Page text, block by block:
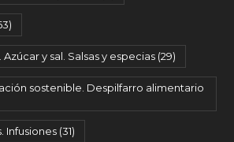
y sal. Salsas y especias (29)
sostenible. Despilfarro alimentario
Infusiones (31)